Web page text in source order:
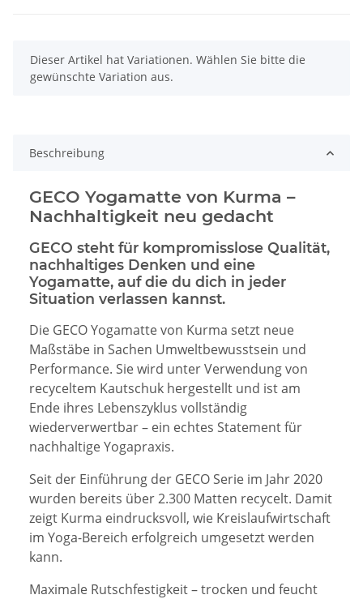
x
Dieser Artikel hat Variationen. Wählen Sie bitte die
gewünschte Variation aus.
Beschreibung
GECO Yogamatte von Kurma –
Nachhaltigkeit neu gedacht
GECO steht für kompromisslose Qualität,
nachhaltiges Denken und eine
Yogamatte, auf die du dich in jeder
Situation verlassen kannst.
Die GECO Yogamatte von Kurma setzt neue
Maßstäbe in Sachen Umweltbewusstsein und
Performance. Sie wird unter Verwendung von
recyceltem Kautschuk hergestellt und ist am
Ende ihres Lebenszyklus vollständig
wiederverwertbar – ein echtes Statement für
nachhaltige Yogapraxis.
Seit der Einführung der GECO Serie im Jahr 2020
wurden bereits über 2.300 Matten recycelt. Damit
zeigt Kurma eindrucksvoll, wie Kreislaufwirtschaft
im Yoga-Bereich erfolgreich umgesetzt werden
kann.
Maximale Rutschfestigkeit – trocken und feucht